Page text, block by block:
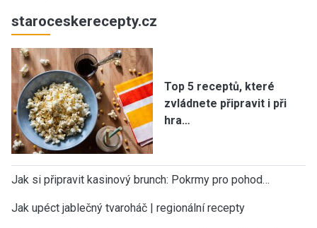
staroceskerecepty.cz
Top 5 receptů, které
zvládnete připravit i při
hra…
Jak si připravit kasinový brunch: Pokrmy pro pohod…
Jak upéct jablečný tvaroháč | regionální recepty